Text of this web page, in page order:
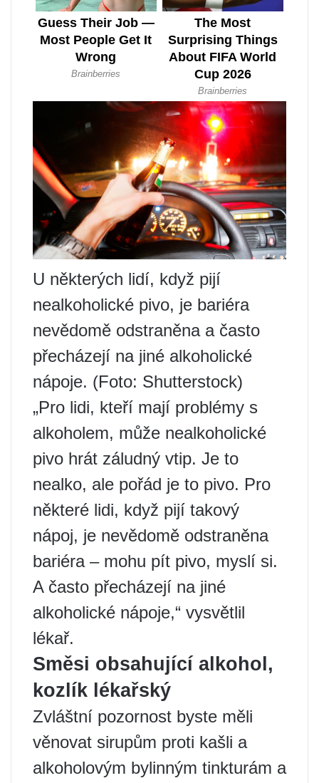
U některých lidí, když pijí
nealkoholické pivo, je bariéra
nevědomě odstraněna a často
přecházejí na jiné alkoholické
nápoje. (Foto: Shutterstock)
„Pro lidi, kteří mají problémy s
alkoholem, může nealkoholické
pivo hrát záludný vtip. Je to
nealko, ale pořád je to pivo. Pro
některé lidi, když pijí takový
nápoj, je nevědomě odstraněna
bariéra – mohu pít pivo, myslí si.
A často přecházejí na jiné
alkoholické nápoje,“ vysvětlil
lékař.
Směsi obsahující alkohol,
kozlík lékařský
Zvláštní pozornost byste měli
věnovat sirupům proti kašli a
alkoholovým bylinným tinkturám a